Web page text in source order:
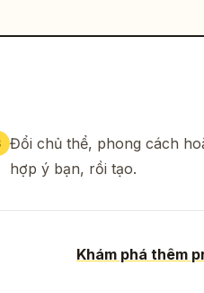
Đổi chủ thể, phong cách
hợp ý bạn, rồi tạo.
Khám phá thêm